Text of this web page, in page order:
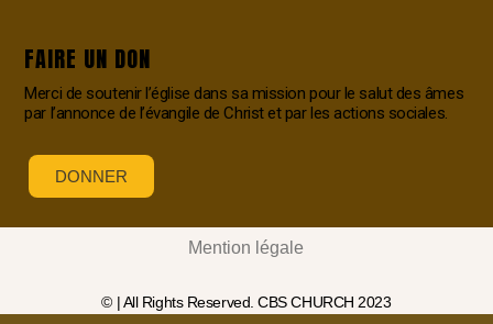
FAIRE UN DON
Merci de soutenir l’église dans sa mission pour le salut des âmes
par l’annonce de l’évangile de Christ et par les actions sociales.
DONNER
Mention légale
© | All Rights Reserved. CBS CHURCH 2023